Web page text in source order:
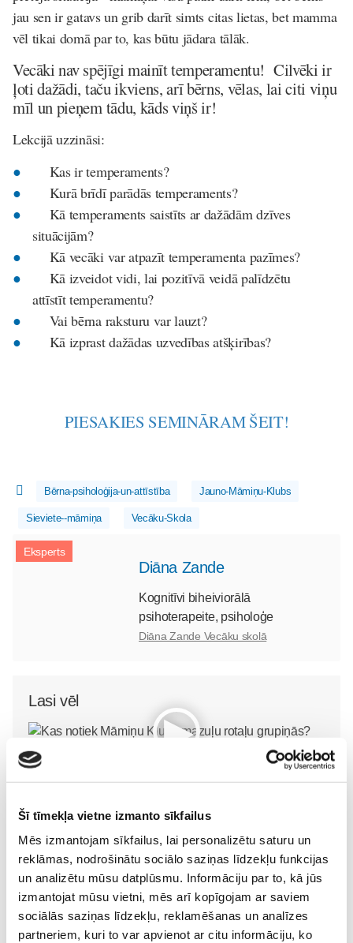
Šī tīmekļa vietne izmanto sīkfailus
Mēs izmantojam sīkfailus, lai personalizētu saturu un
reklāmas, nodrošinātu sociālo saziņas līdzekļu funkcijas
un analizētu mūsu datplūsmu. Informāciju par to, kā jūs
izmantojat mūsu vietni, mēs arī kopīgojam ar saviem
sociālās saziņas līdzekļu, reklamēšanas un analīzes
partneriem, kuri to var apvienot ar citu informāciju, ko
jau sen ir gatavs un grib darīt simts citas lietas, bet mamma
vēl tikai domā par to, kas būtu jādara tālāk.
Vecāki nav spējīgi mainīt temperamentu!Cilvēki ir
ļoti dažādi, taču ikviens, arī bērns, vēlas, lai citi viņu
mīl un pieņem tādu, kāds viņš ir!
Lekcijā uzzināsi:
Kas ir temperaments?
Kurā brīdī parādās temperaments?
Kā temperaments saistīts ar dažādām dzīves
situācijām?
Kā vecāki var atpazīt temperamenta pazīmes?
Kā izveidot vidi, lai pozitīvā veidā palīdzētu
attīstīt temperamentu?
Vai bērna raksturu var lauzt?
Kā izprast dažādas uzvedības atšķirības?
PIESAKIES SEMINĀRAM ŠEIT!
Bērna-psiholoģija-un-attīstība Jauno-Māmiņu-Klubs
Sieviete--māmiņa Vecāku-Skola
Eksperts
Diāna Zande
Kognitīvi biheiviorālā
psihoterapeite, psiholoģe
Diāna Zande Vecāku skolā
Lasi vēl
Kas notiek Māmiņu Kluba mazuļu rotaļu grupiņās?
Mazulis
Valītis Vincents"
kinoteātros no 31. Jūlija -
Friso Gold - saudzīgs
atbalsts mazuļa attīstībai